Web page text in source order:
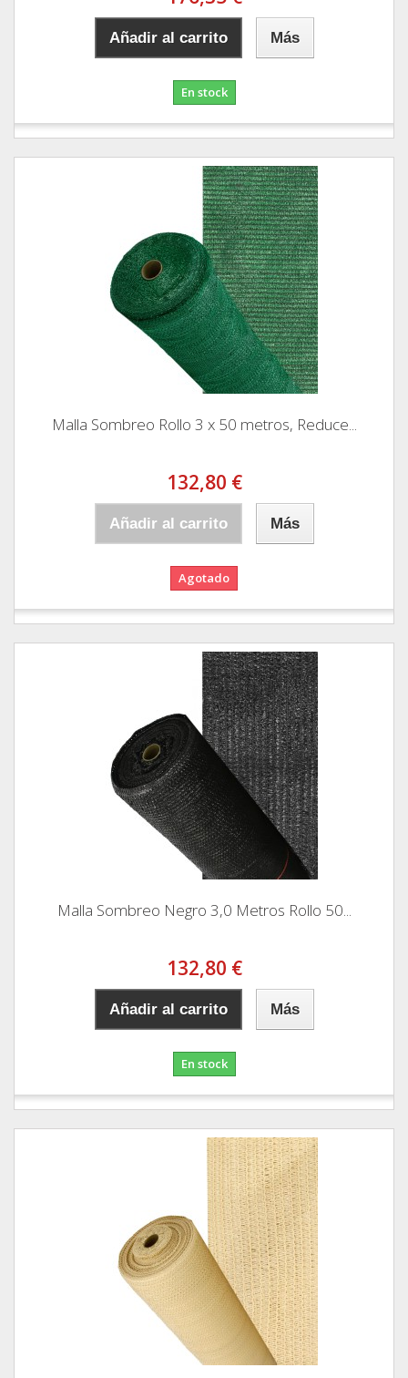
Añadir al carrito Más
En stock
Malla Sombreo Rollo 3 x 50 metros, Reduce...
132,80 €
Añadir al carrito Más
Agotado
Malla Sombreo Negro 3,0 Metros Rollo 50...
132,80 €
Añadir al carrito Más
En stock